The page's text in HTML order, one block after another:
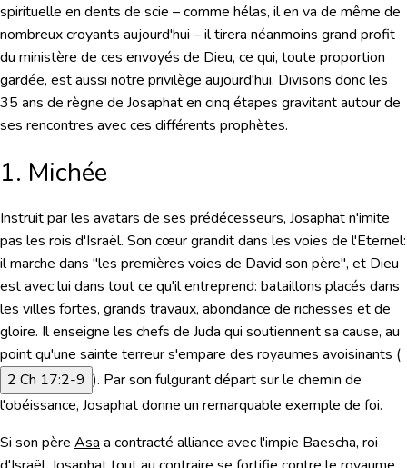
spirituelle en dents de scie – comme hélas, il en va de même de
nombreux croyants aujourd'hui – il tirera néanmoins grand profit
du ministère de ces envoyés de Dieu, ce qui, toute proportion
gardée, est aussi notre privilège aujourd'hui. Divisons donc les
35 ans de règne de Josaphat en cinq étapes gravitant autour de
ses rencontres avec ces différents prophètes.
1. Michée
Instruit par les avatars de ses prédécesseurs, Josaphat n'imite
pas les rois d'Israël. Son cœur grandit dans les voies de l'Eternel:
il marche dans "les premières voies de David son père", et Dieu
est avec lui dans tout ce qu'il entreprend: bataillons placés dans
les villes fortes, grands travaux, abondance de richesses et de
gloire. Il enseigne les chefs de Juda qui soutiennent sa cause, au
point qu'une sainte terreur s'empare des royaumes avoisinants (
2 Ch 17:2-9 ). Par son fulgurant départ sur le chemin de
l'obéissance, Josaphat donne un remarquable exemple de foi.
Si son père Asa a contracté alliance avec l'impie Baescha, roi